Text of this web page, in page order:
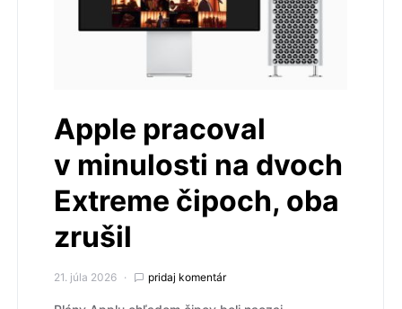
Apple pracoval
v minulosti na dvoch
Extreme čipoch, oba
zrušil
21. júla 2026 pridaj komentár